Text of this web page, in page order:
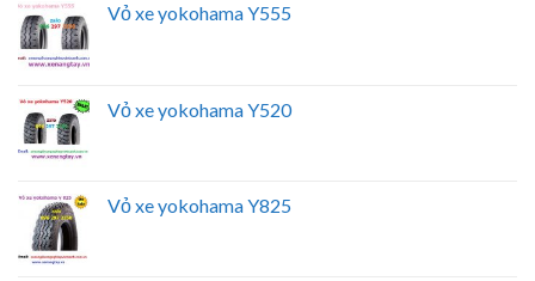
Vỏ xe yokohama Y555
Vỏ xe yokohama Y520
Vỏ xe yokohama Y825